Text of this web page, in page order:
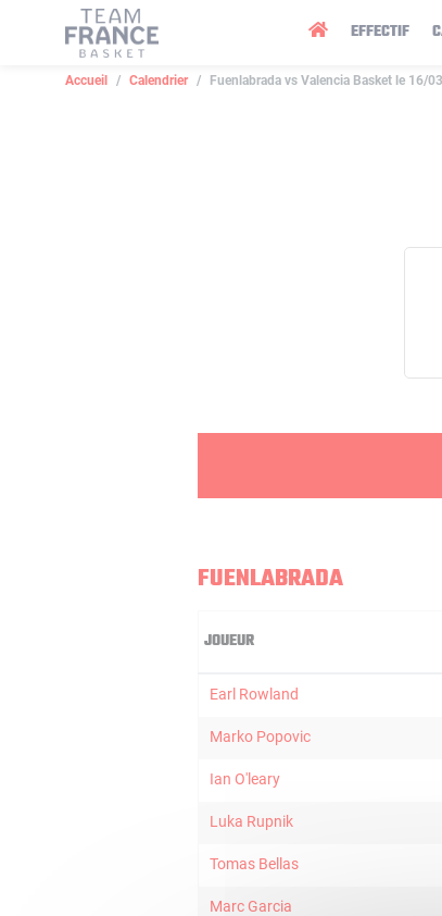
EFFECTIF
Accueil Calendrier Fuenlabrada vs Valencia Basket le 16/
FUENLABRADA
JOUEUR
Earl Rowland
Marko Popovic
Ian O'leary
Luka Rupnik
Tomas Bellas
Marc Garcia
Panneau de gestion des cookies